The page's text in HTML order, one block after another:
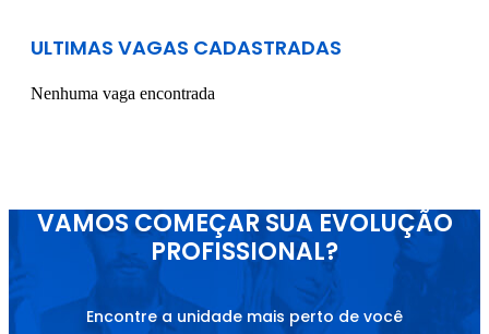
ULTIMAS VAGAS CADASTRADAS
Nenhuma vaga encontrada
VAMOS COMEÇAR SUA EVOLUÇÃO
PROFISSIONAL?
Encontre a unidade mais perto de você